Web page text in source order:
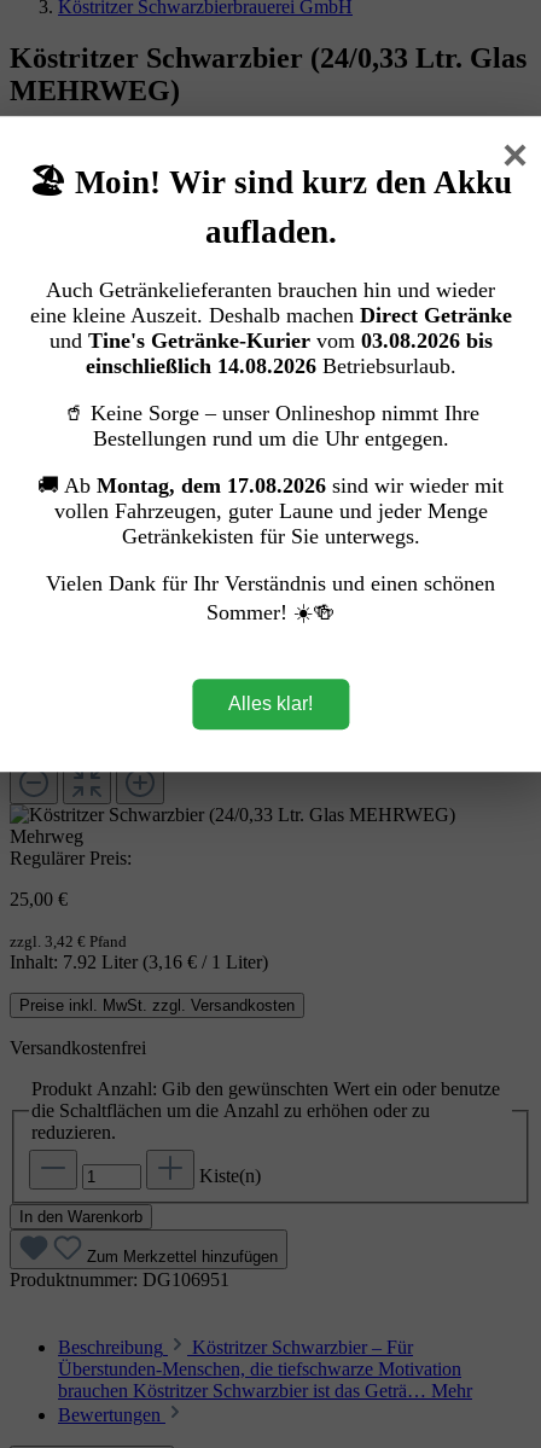
Köstritzer Schwarzbierbrauerei GmbH
Köstritzer Schwarzbier (24/0,33 Ltr. Glas
MEHRWEG)
Mehrweg
Regulärer Preis:
25,00 €
zzgl. 3,42 € Pfand
Inhalt: 7.92 Liter (3,16 € / 1 Liter)
Preise inkl. MwSt. zzgl. Versandkosten
Versandkostenfrei
Produkt Anzahl: Gib den gewünschten Wert ein oder benutze
die Schaltflächen um die Anzahl zu erhöhen oder zu
reduzieren.
Kiste(n)
In den Warenkorb
Zum Merkzettel hinzufügen
Produktnummer: DG106951
Beschreibung
Köstritzer Schwarzbier – Für
Überstunden‑Menschen, die tiefschwarze Motivation
brauchen Köstritzer Schwarzbier ist das Geträ… Mehr
Bewertungen
×
🏖️ Moin! Wir sind kurz den Akku
aufladen.
Auch Getränkelieferanten brauchen hin und wieder
eine kleine Auszeit. Deshalb machen Direct Getränke
und Tine's Getränke-Kuriervom 03.08.2026 bis
einschließlich 14.08.2026Betriebsurlaub.
🥤 Keine Sorge – unser Onlineshop nimmt Ihre
Bestellungen rund um die Uhr entgegen.
🚚 Ab Montag, dem 17.08.2026 sind wir wieder mit
vollen Fahrzeugen, guter Laune und jeder Menge
Getränkekisten für Sie unterwegs.
Vielen Dank für Ihr Verständnis und einen schönen
Sommer! ☀️🍻
Alles klar!